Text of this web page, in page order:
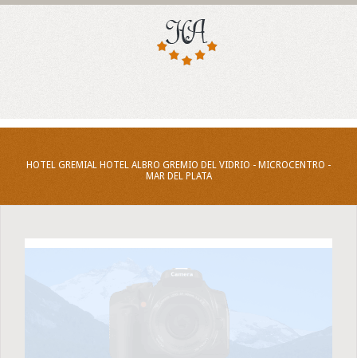
HOTEL GREMIAL HOTEL ALBRO GREMIO DEL VIDRIO - MICROCENTRO -
MAR DEL PLATA